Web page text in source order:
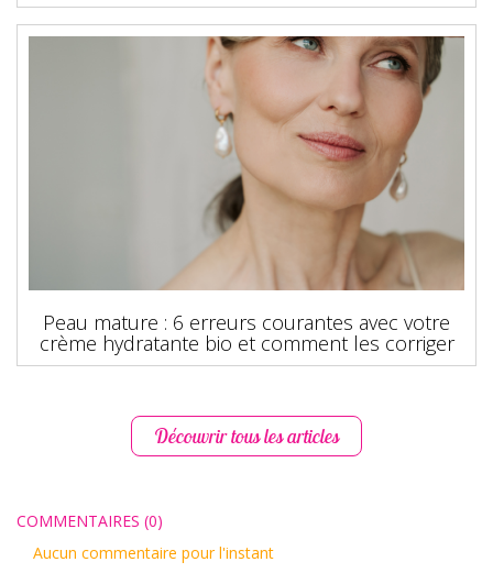
Peau mature : 6 erreurs courantes avec votre
crème hydratante bio et comment les corriger
Découvrir tous les articles
COMMENTAIRES (0)
Aucun commentaire pour l'instant